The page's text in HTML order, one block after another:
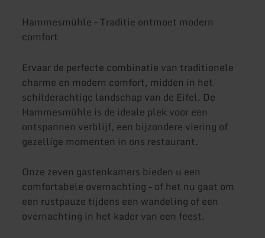
Hammesmühle – Traditie ontmoet modern
comfort
Ervaar de perfecte combinatie van traditionele
charme en modern comfort, midden in het
schilderachtige landschap van de Eifel. De
Hammesmühle is de ideale plek voor een
ontspannen verblijf, een bijzondere viering of
gezellige momenten in ons restaurant.
Onze zeven gastenkamers bieden u een
comfortabele overnachting – of het nu gaat om
een rustpauze tijdens een wandeling of een
overnachting in het kader van een feest.